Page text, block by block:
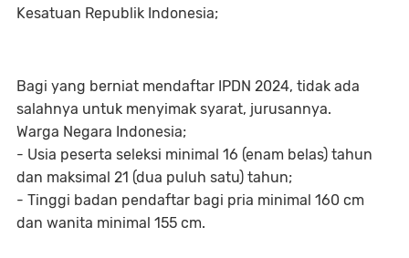
Kesatuan Republik Indonesia;
Bagi yang berniat mendaftar IPDN 2024, tidak ada
salahnya untuk menyimak syarat, jurusannya.
Warga Negara Indonesia;
- Usia peserta seleksi minimal 16 (enam belas) tahun
dan maksimal 21 (dua puluh satu) tahun;
- Tinggi badan pendaftar bagi pria minimal 160 cm
dan wanita minimal 155 cm.